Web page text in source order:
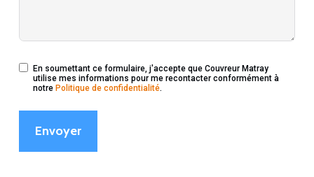
En soumettant ce formulaire, j'accepte que Couvreur Matray
utilise mes informations pour me recontacter conformément à
notre Politique de confidentialité.
Envoyer